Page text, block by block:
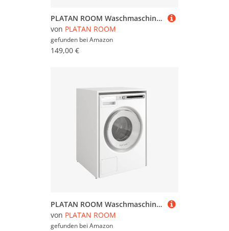
viel Spaß dabei!
PLATAN ROOM Waschmaschinenschrank 130 cm breit Überbauschrank Waschmaschine oder Wäschetrockner Schrank für Bad (ohne Schrank, Anthrazit/Artis)
von PLATAN ROOM
gefunden bei Amazon
149,00 €
PLATAN ROOM Waschmaschinenschrank 90 x 65 x 50/56 cm geeignet für Waschmaschine & Wäschetrockner, Waschmaschinenschrank Überbauschrank, Badezimmermöbel (Weiß, 50 cm tief)
von PLATAN ROOM
gefunden bei Amazon